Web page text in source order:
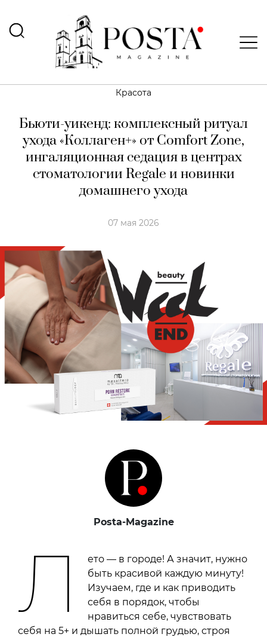
Красота
Бьюти-уикенд: комплексный ритуал
ухода «Коллаген+» от Comfort Zone,
ингаляционная седация в центрах
стоматологии Regale и новинки
домашнего ухода
07 мая 2026
Posta-Magazine
Л
ето — в городе! А значит, нужно
быть красивой каждую минуту!
Изучаем, где и как приводить
себя в порядок, чтобы
нравиться себе, чувствовать
себя на 5+ и дышать полной грудью, строя